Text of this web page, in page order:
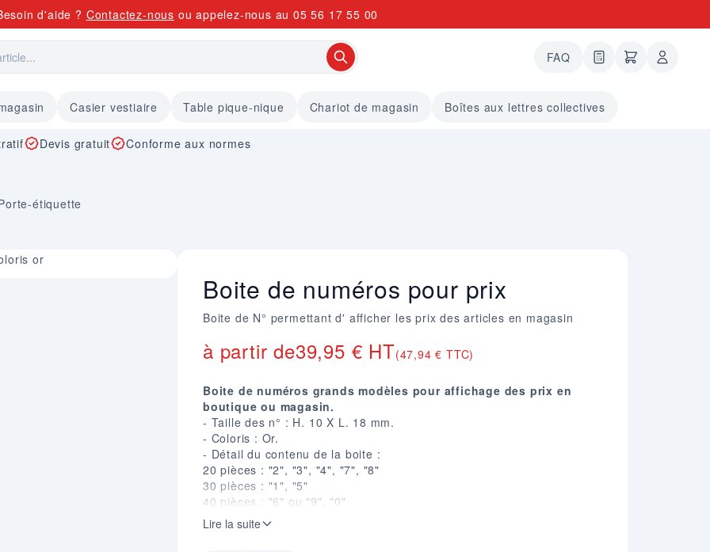
d'aide ? Contactez-nous ou appelez-nous au 05 56 17 55 00
FAQ 0 articles dans le
undefined
Casier vestiaire Table pique-nique Chariot de magasin Boîtes aux lettres collectives
Devis gratuit Conforme aux normes
étiquette
or
Boite de numéros pour prix
Boite de N° permettant d' afficher les prix des articles en magasin
à partir de39,95 € HT(47,94 € TTC)
Boite de numéros grands modèles pour affichage des prix en
boutique ou magasin.
- Taille des n° : H. 10 X L. 18 mm.
- Coloris : Or.
- Détail du contenu de la boite :
20 pièces : "2", "3", "4", "7", "8"
30 pièces : "1", "5"
40 pièces : "6" ou "9", "0"
60 pièces : "€"
60 supports : 20 petits, 20 moyens, 20 grands.
Lire la suite